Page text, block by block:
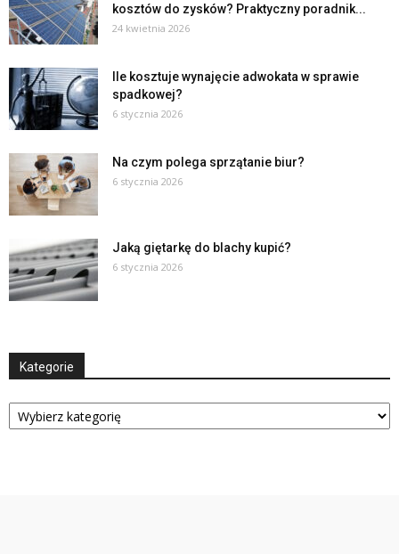
kosztów do zysków? Praktyczny poradnik...
24 kwietnia 2026
Ile kosztuje wynajęcie adwokata w sprawie
spadkowej?
6 stycznia 2026
Na czym polega sprzątanie biur?
6 stycznia 2026
Jaką giętarkę do blachy kupić?
6 stycznia 2026
Kategorie
Kategorie